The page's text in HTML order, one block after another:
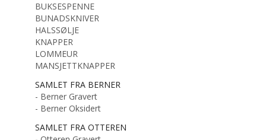
BUKSESPENNE
BUNADSKNIVER
HALSSØLJE
KNAPPER
LOMMEUR
MANSJETTKNAPPER
SAMLET FRA BERNER
- Berner Gravert
- Berner Oksidert
SAMLET FRA OTTEREN